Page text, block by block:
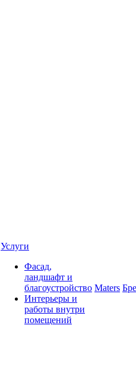
Услуги
Фасад,
ландшафт и
благоустройство
Интерьеры и
работы внутри
помещений
Maters